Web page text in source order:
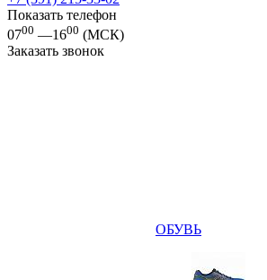
Показать телефон
0700 —1600 (МСК)
Заказать звонок
ОБУВЬ